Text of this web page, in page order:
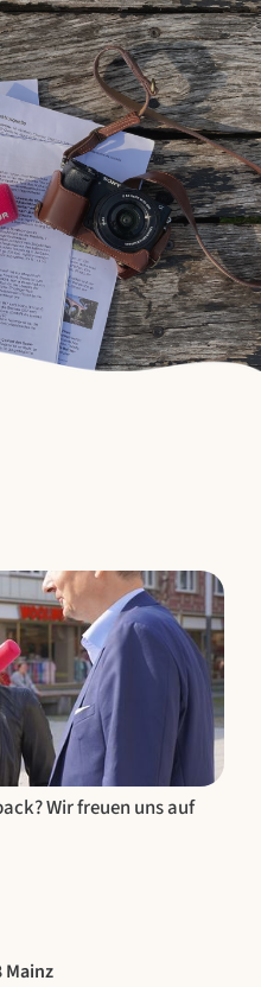
Wir freuen uns auf
Mainz